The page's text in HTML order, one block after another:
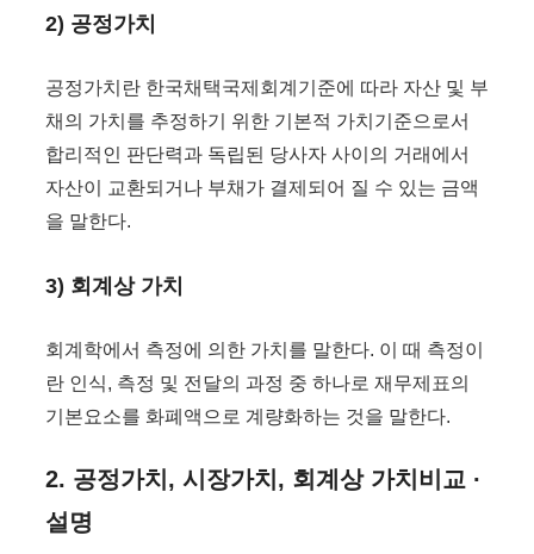
2) 공정가치
공정가치란 한국채택국제회계기준에 따라 자산 및 부
채의 가치를 추정하기 위한 기본적 가치기준으로서
합리적인 판단력과 독립된 당사자 사이의 거래에서
자산이 교환되거나 부채가 결제되어 질 수 있는 금액
을 말한다.
3) 회계상 가치
회계학에서 측정에 의한 가치를 말한다. 이 때 측정이
란 인식, 측정 및 전달의 과정 중 하나로 재무제표의
기본요소를 화폐액으로 계량화하는 것을 말한다.
2. 공정가치, 시장가치, 회계상 가치비교 ·
설명